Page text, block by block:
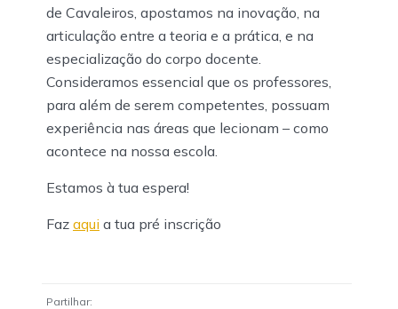
de Cavaleiros, apostamos na inovação, na
articulação entre a teoria e a prática, e na
especialização do corpo docente.
Consideramos essencial que os professores,
para além de serem competentes, possuam
experiência nas áreas que lecionam – como
acontece na nossa escola.
Estamos à tua espera!
Faz aqui a tua pré inscrição
Partilhar: